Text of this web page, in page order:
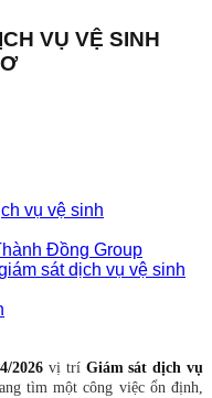
VỤ VỆ SINH
vụ vệ sinh
Đồng Group
sát dịch vụ vệ sinh
2026 vị trí Giám sát dịch vụ
tìm một công việc ổn định,